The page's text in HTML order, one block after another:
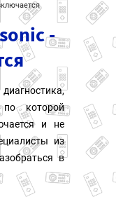
-
которой
и не
из
в